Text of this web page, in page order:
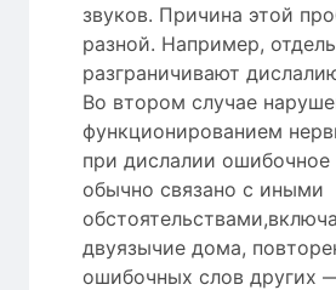
звуков. Причина этой
разной. Например,
разграничивают
Во втором случае
функционированием
при дислалии
обычно связано с иными
двуязычие дома,
ошибочных слов других